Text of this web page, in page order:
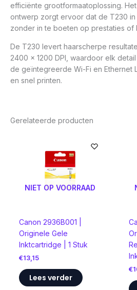
efficiënte grootformaatoplossing.
ontwerp zorgt ervoor dat de T230 in
zonder in te boeten op prestaties of
De T230 levert haarscherpe
2400 x 1200 DPI, waardoor elk
de geïntegreerde Wi-Fi en Ethernet
en snel printen.
Gerelateerde producten
NIET OP VOORRAAD
Canon 2936B001 |
Originele Gele
Inktcartridge | 1 Stuk
€13,15
Lees verder
€